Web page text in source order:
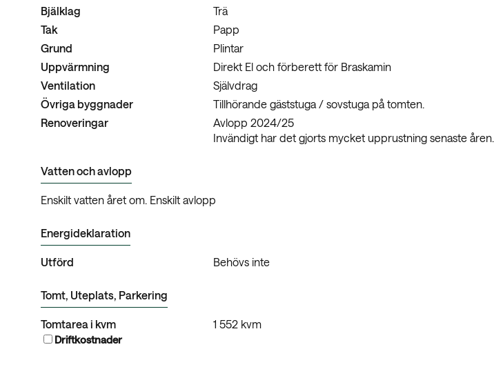
Bjälklag
Trä
Tak
Papp
Grund
Plintar
Uppvärmning
Direkt El och förberett för Braskamin
Ventilation
Självdrag
Övriga byggnader
Tillhörande gäststuga / sovstuga på tomten.
Renoveringar
Avlopp 2024/25
Invändigt har det gjorts mycket upprustning senaste åren.
Vatten och avlopp
Enskilt vatten året om. Enskilt avlopp
Energideklaration
Utförd Behövs inte
Tomt, Uteplats, Parkering
Tomtarea i kvm 1 552 kvm
Driftkostnader